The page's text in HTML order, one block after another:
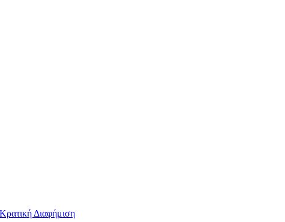
Κρατική Διαφήμιση